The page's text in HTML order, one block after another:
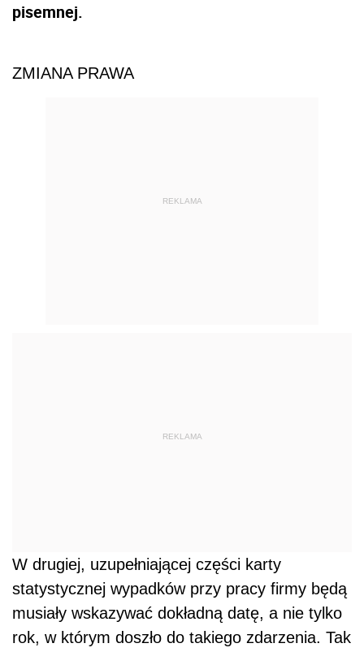
pisemnej.
ZMIANA PRAWA
REKLAMA
REKLAMA
W drugiej, uzupełniającej części karty
statystycznej wypadków przy pracy firmy będą
musiały wskazywać dokładną datę, a nie tylko
rok, w którym doszło do takiego zdarzenia. Tak